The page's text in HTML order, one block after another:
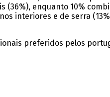
(36%), enquanto 10%
interiores e de serra
preferidos pelos